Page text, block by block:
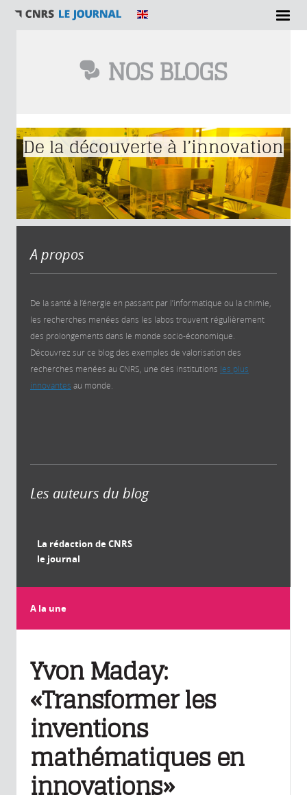
NOS BLOGS
Vous êtes ici
De la découverte à l’innovation
A propos
De la santé à l’énergie en passant par l’informatique ou la chimie,
les recherches menées dans les labos trouvent régulièrement
des prolongements dans le monde socio-économique.
Découvrez sur ce blog des exemples de valorisation des
recherches menées au CNRS, une des institutions les plus
innovantes au monde.
Les auteurs du blog
La rédaction de CNRS
le journal
A la une
Yvon Maday:
«Transformer les
inventions
mathématiques en
innovations»